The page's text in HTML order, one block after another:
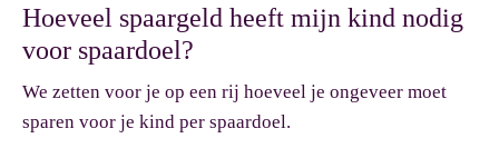
Hoeveel spaargeld heeft mijn kind nodig
voor spaardoel?
We zetten voor je op een rij hoeveel je ongeveer moet
sparen voor je kind per spaardoel.